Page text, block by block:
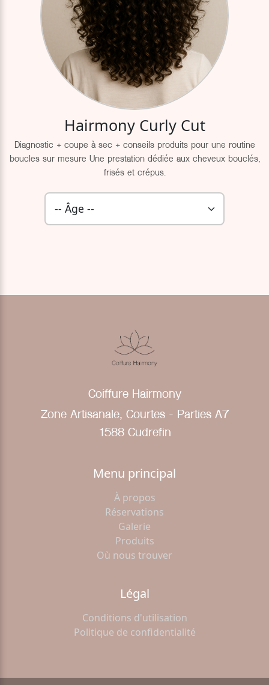
Hairmony Curly Cut
Diagnostic + coupe à sec + conseils produits pour une routine
boucles sur mesure Une prestation dédiée aux cheveux bouclés,
frisés et crépus.
Coiffure Hairmony
Zone Artisanale, Courtes - Parties A7
1588 Cudrefin
Menu principal
À propos
Réservations
Galerie
Produits
Où nous trouver
Légal
Conditions d'utilisation
Politique de confidentialité